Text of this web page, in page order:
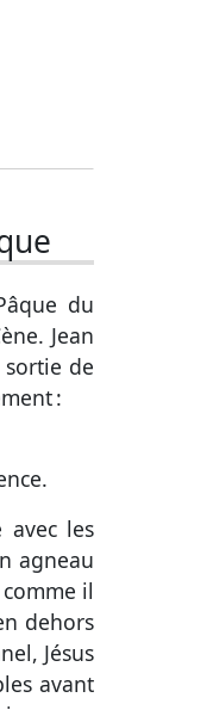
du
Jean
sortie de
:
avec les
agneau
il
dehors
Jésus
avant